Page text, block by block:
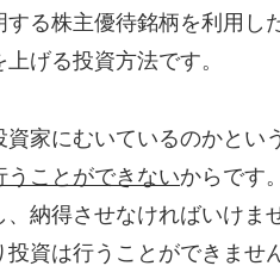
る株主優待銘柄を利用し
げる投資方法です。
家にむいているのかとい
ことができないからです
納得させなければいけま
資は行うことができません